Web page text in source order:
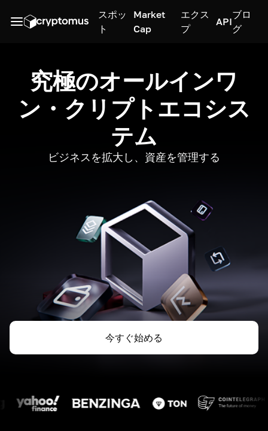
スポッ
ト
Market
Cap
エクス
プ
API
ブロ
グ
究極のオールインワ
ン・クリプトエコシス
テム
ビジネスを拡大し、資産を管理する
今すぐ始める